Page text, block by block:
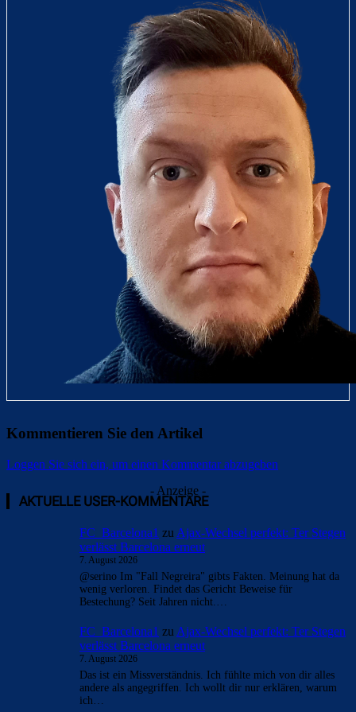
Kommentieren Sie den Artikel
Loggen Sie sich ein, um einen Kommentar abzugeben
- Anzeige -
AKTUELLE USER-KOMMENTARE
FC_Barcelona1 zu Ajax-Wechsel perfekt: Ter Stegen
verlässt Barcelona erneut
7. August 2026
@serino Im "Fall Negreira" gibts Fakten. Meinung hat da
wenig verloren. Findet das Gericht Beweise für
Bestechung? Seit Jahren nicht.…
FC_Barcelona1 zu Ajax-Wechsel perfekt: Ter Stegen
verlässt Barcelona erneut
7. August 2026
Das ist ein Missverständnis. Ich fühlte mich von dir alles
andere als angegriffen. Ich wollt dir nur erklären, warum
ich…